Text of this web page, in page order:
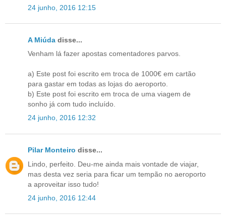
24 junho, 2016 12:15
A Miúda disse...
Venham lá fazer apostas comentadores parvos.
a) Este post foi escrito em troca de 1000€ em cartão
para gastar em todas as lojas do aeroporto.
b) Este post foi escrito em troca de uma viagem de
sonho já com tudo incluído.
24 junho, 2016 12:32
Pilar Monteiro disse...
Lindo, perfeito. Deu-me ainda mais vontade de viajar,
mas desta vez seria para ficar um tempão no aeroporto
a aproveitar isso tudo!
24 junho, 2016 12:44